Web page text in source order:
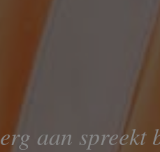
aan spreekt